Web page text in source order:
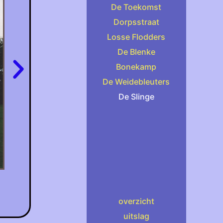
De Toekomst
Dorpsstraat
Losse Flodders
De Blenke
Bonekamp
De Weidebleuters
De Slinge
overzicht
uitslag